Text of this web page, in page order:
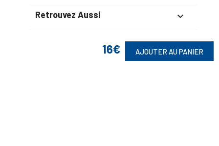
16€ AJOUTER AU PANIER
Retrouvez Aussi 